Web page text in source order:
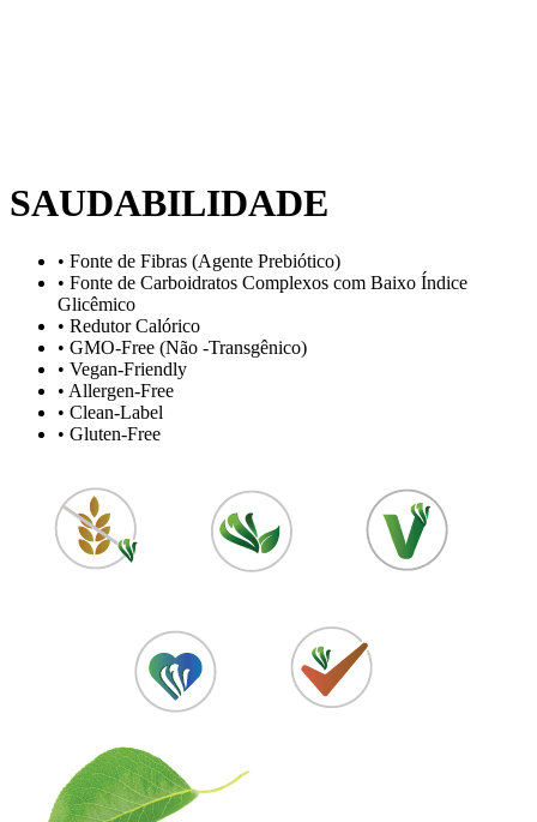
SAUDABILIDADE
• Fonte de Fibras (Agente Prebiótico)
• Fonte de Carboidratos Complexos com Baixo Índice
Glicêmico
• Redutor Calórico
• GMO-Free (Não -Transgênico)
• Vegan-Friendly
• Allergen-Free
• Clean-Label
• Gluten-Free